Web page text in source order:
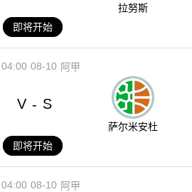
拉努斯
即将开始
08-10
04:00 阿甲
V - S
萨尔米安杜
即将开始
08-10
04:00 阿甲